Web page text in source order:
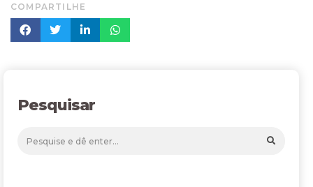
COMPARTILHE
Pesquisar